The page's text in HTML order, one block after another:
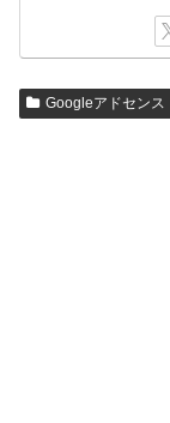
Googleアドセンス